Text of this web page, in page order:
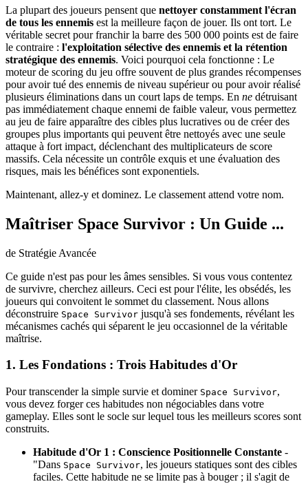
La plupart des joueurs pensent que nettoyer constamment l'écran
de tous les ennemis est la meilleure façon de jouer. Ils ont tort. Le
véritable secret pour franchir la barre des 500 000 points est de faire
le contraire : l'exploitation sélective des ennemis et la rétention
stratégique des ennemis. Voici pourquoi cela fonctionne : Le
moteur de scoring du jeu offre souvent de plus grandes récompenses
pour avoir tué des ennemis de niveau supérieur ou pour avoir réalisé
plusieurs éliminations dans un court laps de temps. En ne détruisant
pas immédiatement chaque ennemi de faible valeur, vous permettez
au jeu de faire apparaître des cibles plus lucratives ou de créer des
groupes plus importants qui peuvent être nettoyés avec une seule
attaque à fort impact, déclenchant des multiplicateurs de score
massifs. Cela nécessite un contrôle exquis et une évaluation des
risques, mais les bénéfices sont exponentiels.
Maintenant, allez-y et dominez. Le classement attend votre nom.
Maîtriser Space Survivor : Un Guide ...
de Stratégie Avancée
Ce guide n'est pas pour les âmes sensibles. Si vous vous contentez
de survivre, cherchez ailleurs. Ceci est pour l'élite, les obsédés, les
joueurs qui convoitent le sommet du classement. Nous allons
déconstruire Space Survivor jusqu'à ses fondements, révélant les
mécanismes cachés qui séparent le jeu occasionnel de la véritable
maîtrise.
1. Les Fondations : Trois Habitudes d'Or
Pour transcender la simple survie et dominer Space Survivor,
vous devez forger ces habitudes non négociables dans votre
gameplay. Elles sont le socle sur lequel tous les meilleurs scores sont
construits.
Habitude d'Or 1 : Conscience Positionnelle Constante -
"Dans Space Survivor, les joueurs statiques sont des cibles
faciles. Cette habitude ne se limite pas à bouger ; il s'agit de